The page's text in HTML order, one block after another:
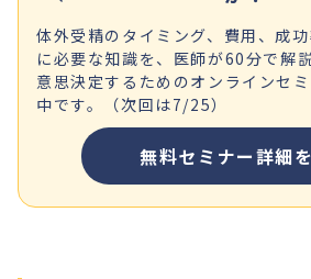
体外受精のタイミング、費用、成
に必要な知識を、医師が60分で解
意思決定するためのオンラインセ
中です。（次回は7/25）
無料セミナー詳細